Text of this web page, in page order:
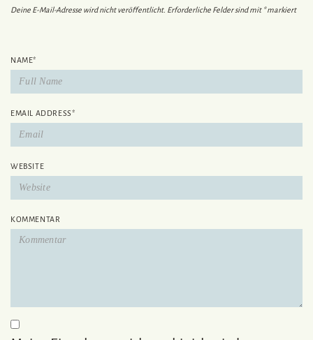
Deine E-Mail-Adresse wird nicht veröffentlicht. Erforderliche Felder sind mit *markiert
NAME*
EMAIL ADDRESS*
WEBSITE
KOMMENTAR